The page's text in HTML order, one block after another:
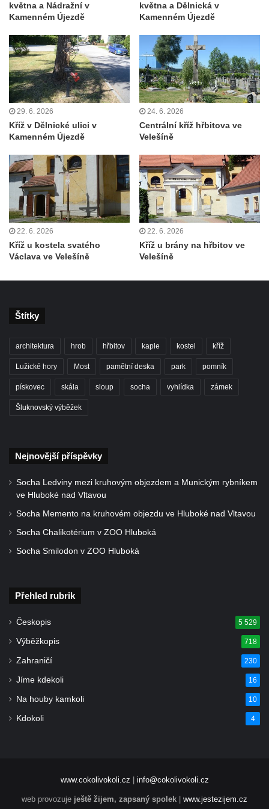
Kříž na Strážném vrchu v Rumburku
Kříž u kaple svatých Cyrila a Metoděje v
Kunraticích u Šluknova
Kříž na zahradě u domu ev. č. 11 v
Kunraticích u Šluknova
Šluknova
Knížecím
Školní kříž u polní cesty nad Lipovou ulicí v
Rychnově u Jablonce nad Nisou
Boží muka Anděl strážce v Kostelní ulici v
Rychnově u Jablonce nad Nisou
Centrální kříž bývalého hřbitova u kostela
zámku v Teplicích nad Metují
Teplicích nad Metují
Kříž na hřbitově v Teplicích nad Metují
Boží muka nad pramenem U svatého
Antoníčka v Teplicích nad Metují
Kříž u kostela Nanebevzetí Panny Marie v
Kříž u domu čp. 113 na Vlčí Hoře
Kříž pod domem čp. 177 na Vlčí Hoře
Centrální kříž hřbitova Vlčí Hora
Kříž u domu čp. 128 na Vlčí Hoře
Kříž u domu čp. 79 v ulici Salmovská ve
Velkém Šenově
Teplicích
Údajný kříž u silnice č. 15 západně od
května a Nádražní v
Kamenném Újezdě
května a Dělnická v
Kamenném Újezdě
29. 6. 2026
Kříž v Dělnické ulici v
Kamenném Újezdě
24. 6. 2026
Centrální kříž hřbitova ve
Velešíně
22. 6. 2026
Kříž u kostela svatého
Václava ve Velešíně
22. 6. 2026
Kříž u brány na hřbitov ve
Velešíně
Štítky
architektura hrob hřbitov kaple kostel kříž
Lužické hory Most pamětní deska park pomník
pískovec skála sloup socha vyhlídka zámek
Šluknovský výběžek
Nejnovější příspěvky
Socha Ledviny mezi kruhovým objezdem a Munickým rybníkem
ve Hluboké nad Vltavou
Socha Memento na kruhovém objezdu ve Hluboké nad Vltavou
Socha Chalikotérium v ZOO Hluboká
Socha Smilodon v ZOO Hluboká
Přehled rubrik
Českopis 5 529
Výběžkopis 718
Zahraničí 230
Jíme kdekoli 16
Na houby kamkoli 10
Kdokoli 4
www.cokolivokoli.cz info@cokolivokoli.cz
web provozuje ještě žijem, zapsaný spolek www.jestezijem.cz